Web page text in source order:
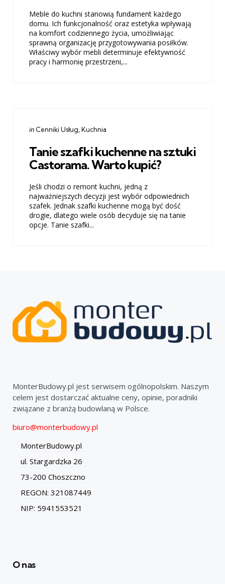
Meble do kuchni stanowią fundament każdego
domu. Ich funkcjonalność oraz estetyka wpływają
na komfort codziennego życia, umożliwiając
sprawną organizację przygotowywania posiłków.
Właściwy wybór mebli determinuje efektywność
pracy i harmonię przestrzeni,...
Categories
Posted
in Cenniki Usług Kuchnia
Tanie szafki kuchenne na sztuki
Castorama. Warto kupić?
Jeśli chodzi o remont kuchni, jedną z
najważniejszych decyzji jest wybór odpowiednich
szafek. Jednak szafki kuchenne mogą być dość
drogie, dlatego wiele osób decyduje się na tanie
opcje. Tanie szafki...
MonterBudowy.pl jest serwisem ogólnopolskim. Naszym
celem jest dostarczać aktualne ceny, opinie, poradniki
związane z branżą budowlaną w Polsce.
biuro@monterbudowy.pl
MonterBudowy.pl
ul. Stargardzka 26
73-200 Choszczno
REGON: 321087449
NIP: 5941553521
O nas